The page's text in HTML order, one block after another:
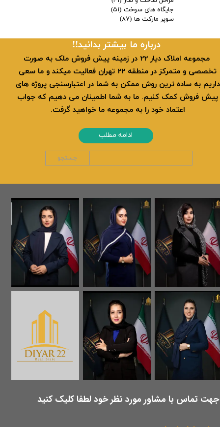
جایگاه های سوخت (۵۱)
سوپر مارکت ها (۸۷)
​جهت تماس با مشاور مورد نظر خود لطفا کلیک کنید
​​درباره ما بیشتر بدانید!!
​ مجموعه املاک دیار 22 در زمینه پیش فروش ملک به صورت
تخصصی و متمرکز در منطقه 22 تهران فعالیت میکند و ما سعی
داریم به ساده ترین روش ممکن به شما در اعتبارسنجی پروژه های
پیش فروش کمک کنیم. ما به شما اطمینان می دهیم که جواب
اعتماد خود را به مجموعه ما خواهید گرفت.
ادامه مطلب
جستجو